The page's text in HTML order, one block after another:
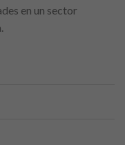
en un sector